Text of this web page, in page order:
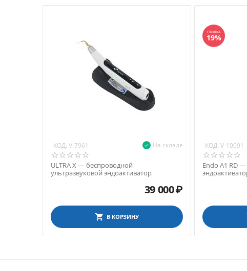
КОД: V-7961 На складе
ULTRA X — беспроводной
ультразвуковой эндоактиватор
39 000₽
В КОРЗИНУ
СКИДКА
19%
КОД: V-10091
Endo A1 RD